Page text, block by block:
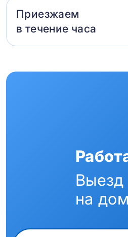
Приезжаем
в течение часа
Выезд
на дом